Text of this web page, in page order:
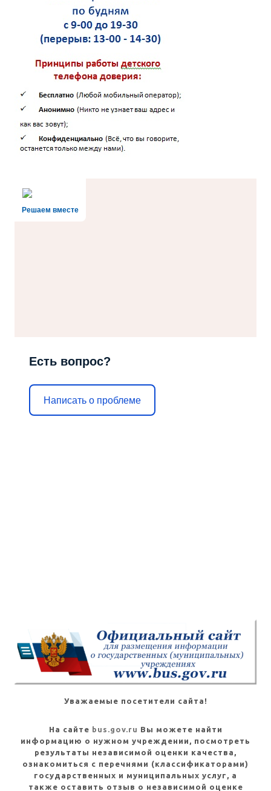
Решаем вместе
Есть вопрос?
Написать о проблеме
Уважаемые посетители сайта!
На сайте bus.gov.ru Вы можете найти
информацию о нужном учреждении, посмотреть
результаты независимой оценки качества,
ознакомиться с перечнями (классификаторами)
государственных и муниципальных услуг, а
также оставить отзыв о независимой оценке